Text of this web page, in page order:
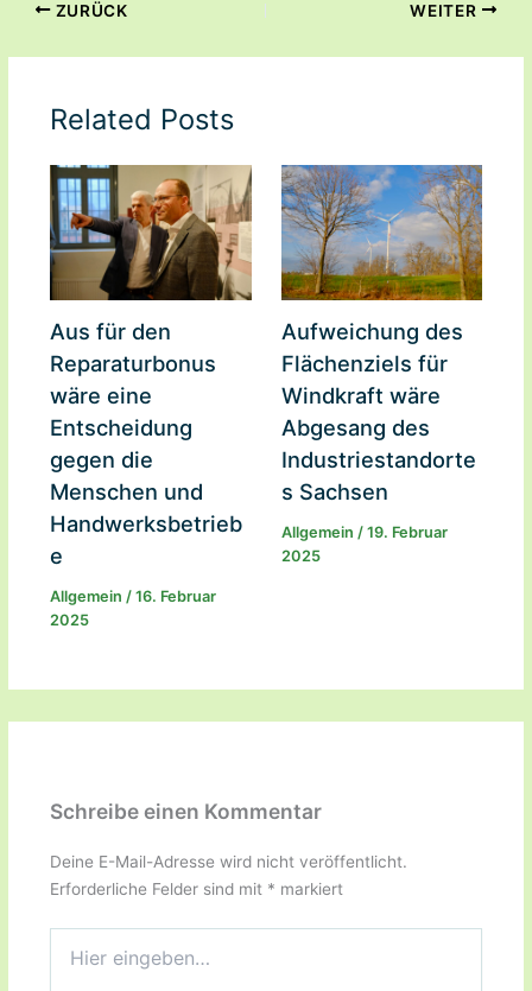
ZURÜCK WEITER
Related Posts
Aus für den
Reparaturbonus
wäre eine
Entscheidung
gegen die
Menschen und
Handwerksbetrieb
e
Allgemein / 16. Februar
2025
Aufweichung des
Flächenziels für
Windkraft wäre
Abgesang des
Industriestandorte
s Sachsen
Allgemein / 19. Februar
2025
Schreibe einen Kommentar
Deine E-Mail-Adresse wird nicht veröffentlicht.
Erforderliche Felder sind mit * markiert
eingeben…